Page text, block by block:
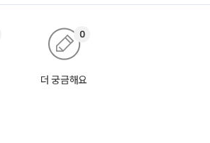
더 궁금해요
0